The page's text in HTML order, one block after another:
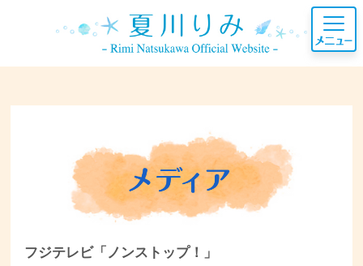
フジテレビ「ノンストップ！」